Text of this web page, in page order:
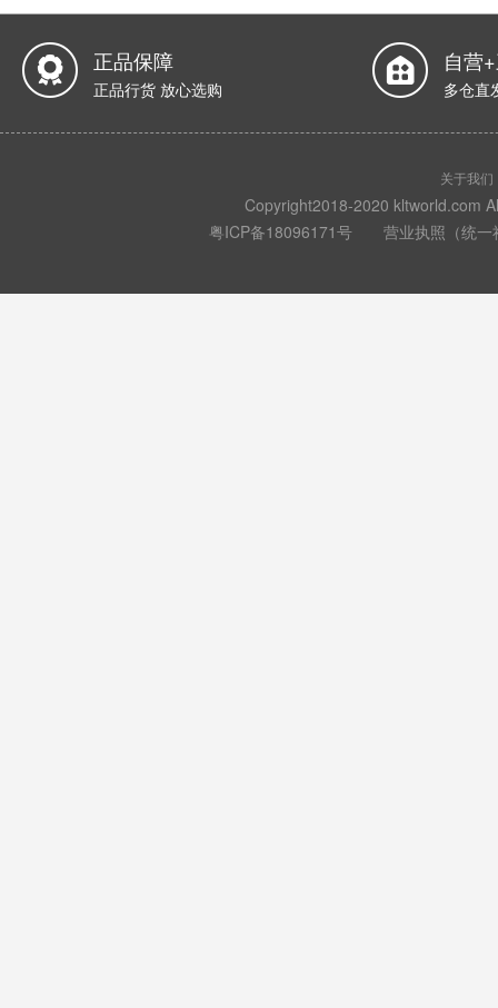
正品保障
正品行货 放心选购
自营
多仓直
关于我们
Copyright2018-2020 kltworld.com
粤ICP备18096171号 营业执照（统一